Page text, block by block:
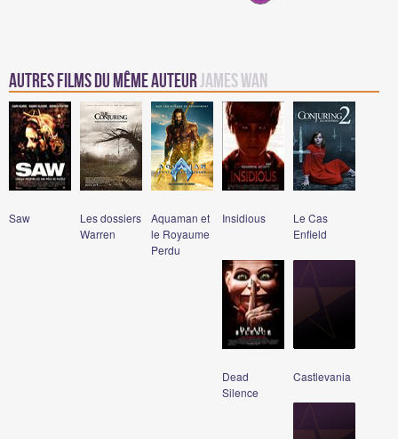
Autres Films du même auteurJames Wan
Saw
Les dossiers
Warren
Aquaman et
le Royaume
Perdu
Insidious
Le Cas
Enfield
Dead
Silence
Castlevania